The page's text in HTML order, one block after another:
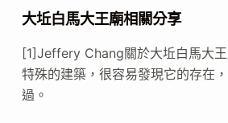
大坵白馬大王廟相關分享
[1]Jeffery Chang關於大坵白馬大王
特殊的建築，很容易發現它的存在
過。